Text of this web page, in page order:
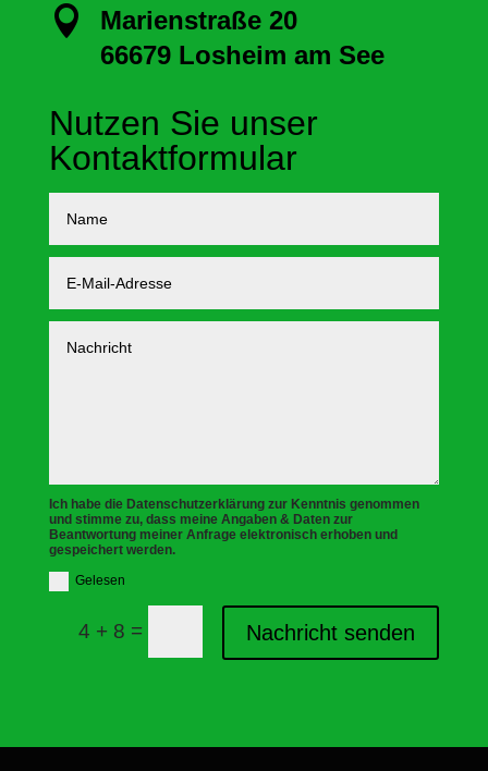

Marienstraße 20
66679 Losheim am See
Nutzen Sie unser
Kontaktformular
Ich habe die Datenschutzerklärung zur Kenntnis genommen
und stimme zu, dass meine Angaben & Daten zur
Beantwortung meiner Anfrage elektronisch erhoben und
gespeichert werden.
Gelesen
4 + 8 = Nachricht senden